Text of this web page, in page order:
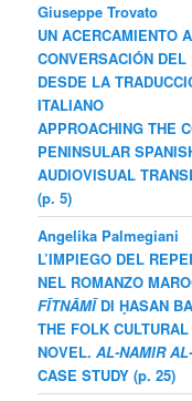
Giuseppe Trovato
UN ACERCAMIENTO
CONVERSACIÓN
DESDE LA
ITALIANO
APPROACHING THE
PENINSULAR
AUDIOVISUAL
(p. 5)
Angelika Palmegiani
L’IMPIEGO DEL
NEL ROMANZO
FĪTNĀMĪDI ḤASAN
THE FOLK
NOVEL.AL-NAMIR
CASE STUDY (p. 25)